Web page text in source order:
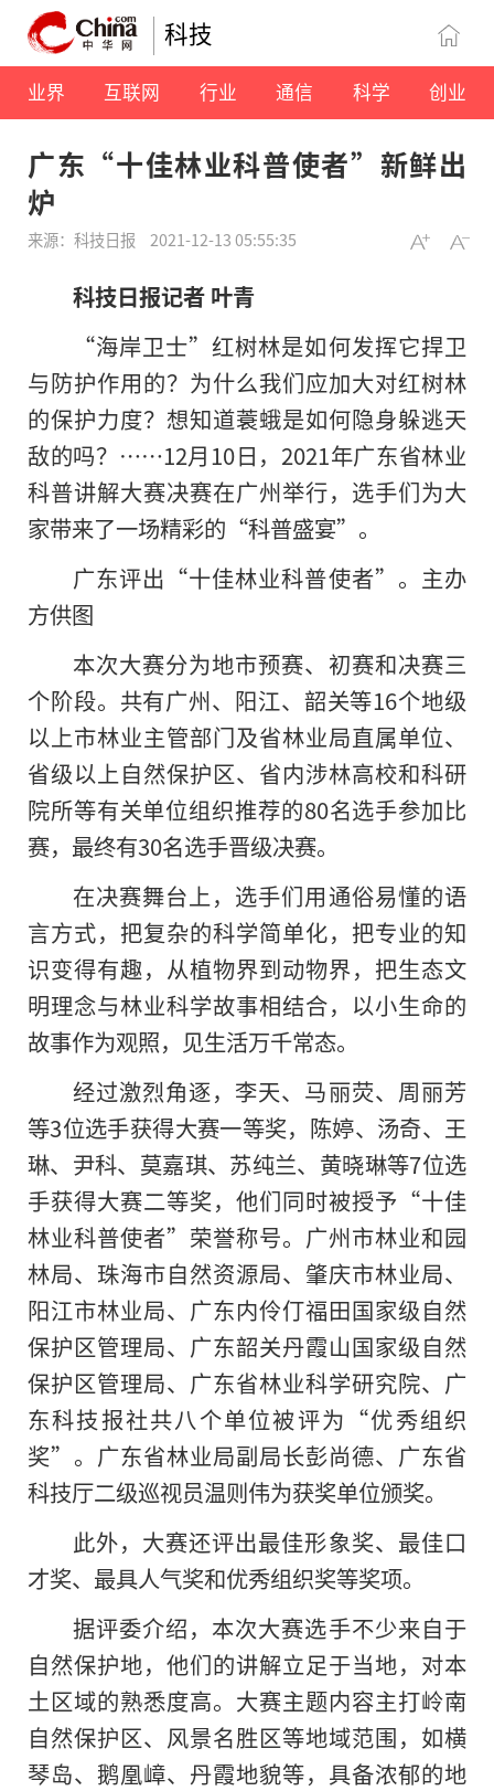
科技
业界 互联网 行业 通信 科学 创业
广东“十佳林业科普使者”新鲜出
炉
来源：科技日报 2021-12-13 05:55:35
科技日报记者 叶青
“海岸卫士”红树林是如何发挥它捍卫
与防护作用的？为什么我们应加大对红树林
的保护力度？想知道蓑蛾是如何隐身躲逃天
敌的吗？……12月10日，2021年广东省林业
科普讲解大赛决赛在广州举行，选手们为大
家带来了一场精彩的“科普盛宴”。
广东评出“十佳林业科普使者”。主办
方供图
本次大赛分为地市预赛、初赛和决赛三
个阶段。共有广州、阳江、韶关等16个地级
以上市林业主管部门及省林业局直属单位、
省级以上自然保护区、省内涉林高校和科研
院所等有关单位组织推荐的80名选手参加比
赛，最终有30名选手晋级决赛。
在决赛舞台上，选手们用通俗易懂的语
言方式，把复杂的科学简单化，把专业的知
识变得有趣，从植物界到动物界，把生态文
明理念与林业科学故事相结合，以小生命的
故事作为观照，见生活万千常态。
经过激烈角逐，李天、马丽荧、周丽芳
等3位选手获得大赛一等奖，陈婷、汤奇、王
琳、尹科、莫嘉琪、苏纯兰、黄晓琳等7位选
手获得大赛二等奖，他们同时被授予“十佳
林业科普使者”荣誉称号。广州市林业和园
林局、珠海市自然资源局、肇庆市林业局、
阳江市林业局、广东内伶仃福田国家级自然
保护区管理局、广东韶关丹霞山国家级自然
保护区管理局、广东省林业科学研究院、广
东科技报社共八个单位被评为“优秀组织
奖”。广东省林业局副局长彭尚德、广东省
科技厅二级巡视员温则伟为获奖单位颁奖。
此外，大赛还评出最佳形象奖、最佳口
才奖、最具人气奖和优秀组织奖等奖项。
据评委介绍，本次大赛选手不少来自于
自然保护地，他们的讲解立足于当地，对本
土区域的熟悉度高。大赛主题内容主打岭南
自然保护区、风景名胜区等地域范围，如横
琴岛、鹅凰嶂、丹霞地貌等，具备浓郁的地